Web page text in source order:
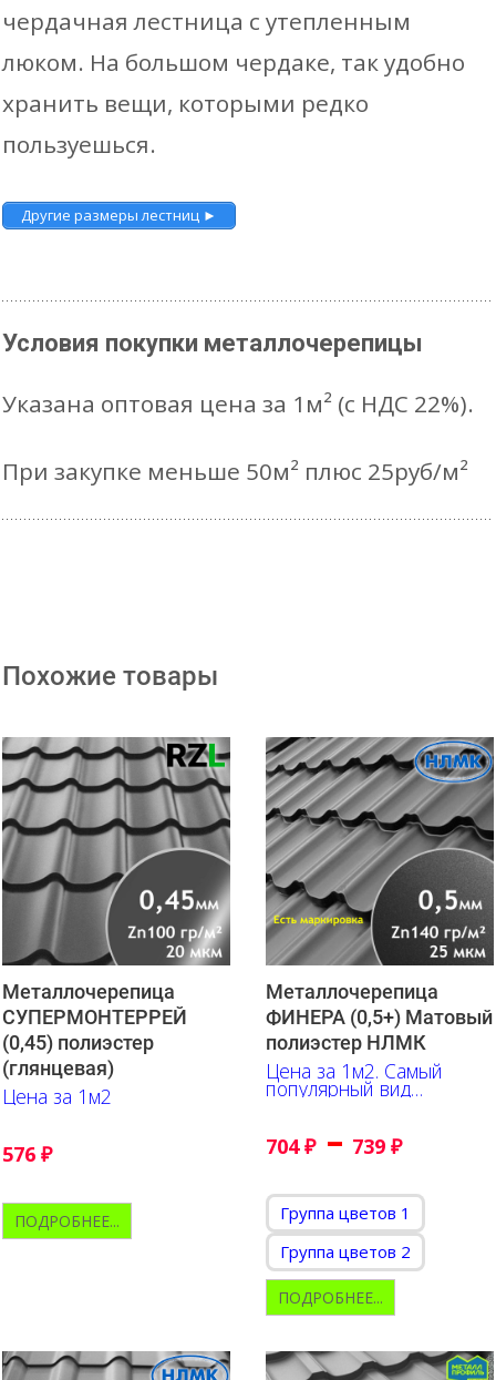
чердачная лестница с утепленным
люком. На большом чердаке, так удобно
хранить вещи, которыми редко
пользуешься.
Другие размеры лестниц ►
Условия покупки металлочерепицы
Указана оптовая цена за 1м² (с НДС 22%).
При закупке меньше 50м² плюс 25руб/м²
Похожие товары
Металлочерепица
СУПЕРМОНТЕРРЕЙ
(0,45) полиэстер
(глянцевая)
Цена за 1м2
576 ₽
ПОДРОБНЕЕ...
Металлочерепица
ФИНЕРА (0,5+) Матовый
полиэстер НЛМК
Цена за 1м2. Самый
популярный вид
металлочерепицы,
ГОСТ58153—2018
704₽ – 739 ₽
Группа цветов 1
Группа цветов 2
ПОДРОБНЕЕ...